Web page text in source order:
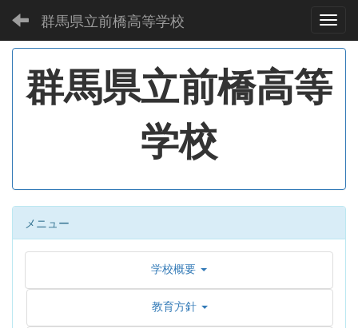
群馬県立前橋高等学校
群馬県立前橋高等
学校
メニュー
学校概要
教育方針